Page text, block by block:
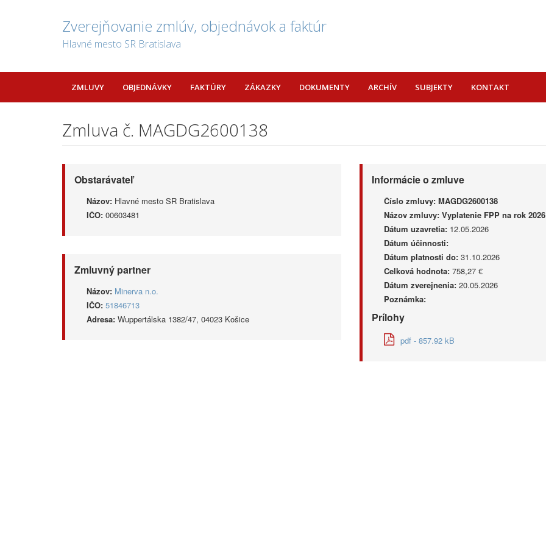
Zverejňovanie zmlúv, objednávok a faktúr
Hlavné mesto SR Bratislava
ZMLUVY OBJEDNÁVKY FAKTÚRY ZÁKAZKY DOKUMENTY ARCHÍV SUBJEKTY KONTAKT
Zmluva č. MAGDG2600138
Obstarávateľ
Názov: Hlavné mesto SR Bratislava
IČO: 00603481
Zmluvný partner
Názov: Minerva n.o.
IČO: 51846713
Adresa: Wuppertálska 1382/47, 04023 Košice
Informácie o zmluve
Číslo zmluvy: MAGDG2600138
Názov zmluvy: Vyplatenie FPP na rok
Dátum uzavretia:12.05.2026
Dátum účinnosti:
Dátum platnosti do:31.10.2026
Celková hodnota:758,27 €
Dátum zverejnenia:20.05.2026
Poznámka:
Prílohy
pdf - 857.92 kB